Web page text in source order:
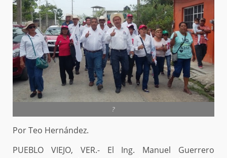
?
Por Teo Hernández.
PUEBLO VIEJO, VER.- El Ing. Manuel Guerrero